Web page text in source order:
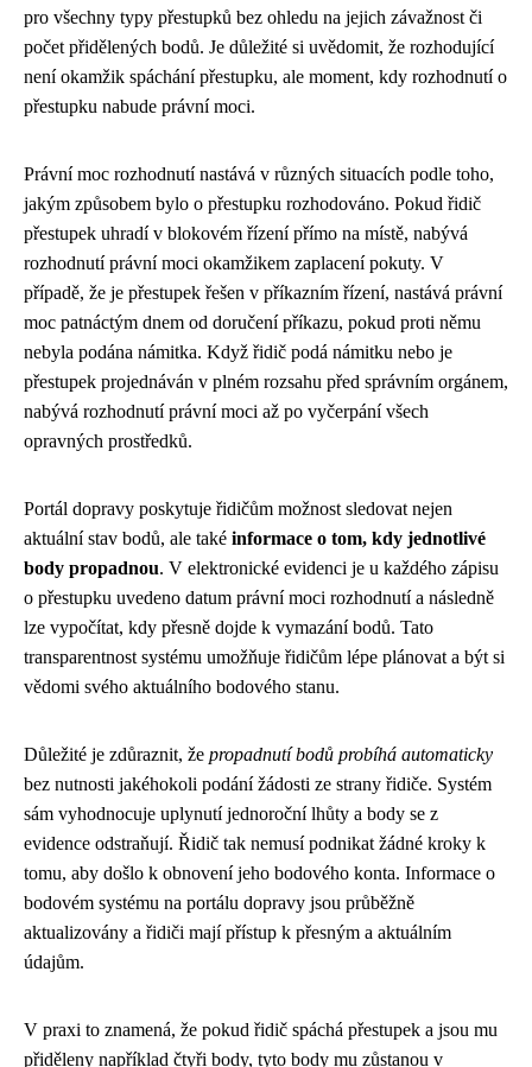
pro všechny typy přestupků bez ohledu na jejich závažnost či
počet přidělených bodů. Je důležité si uvědomit, že rozhodující
není okamžik spáchání přestupku, ale moment, kdy rozhodnutí o
přestupku nabude právní moci.
Právní moc rozhodnutí nastává v různých situacích podle toho,
jakým způsobem bylo o přestupku rozhodováno. Pokud řidič
přestupek uhradí v blokovém řízení přímo na místě, nabývá
rozhodnutí právní moci okamžikem zaplacení pokuty. V
případě, že je přestupek řešen v příkazním řízení, nastává právní
moc patnáctým dnem od doručení příkazu, pokud proti němu
nebyla podána námitka. Když řidič podá námitku nebo je
přestupek projednáván v plném rozsahu před správním orgánem,
nabývá rozhodnutí právní moci až po vyčerpání všech
opravných prostředků.
Portál dopravy poskytuje řidičům možnost sledovat nejen
aktuální stav bodů, ale také informace o tom, kdy jednotlivé
body propadnou. V elektronické evidenci je u každého zápisu
o přestupku uvedeno datum právní moci rozhodnutí a následně
lze vypočítat, kdy přesně dojde k vymazání bodů. Tato
transparentnost systému umožňuje řidičům lépe plánovat a být si
vědomi svého aktuálního bodového stanu.
Důležité je zdůraznit, že propadnutí bodů probíhá automaticky
bez nutnosti jakéhokoli podání žádosti ze strany řidiče. Systém
sám vyhodnocuje uplynutí jednoroční lhůty a body se z
evidence odstraňují. Řidič tak nemusí podnikat žádné kroky k
tomu, aby došlo k obnovení jeho bodového konta. Informace o
bodovém systému na portálu dopravy jsou průběžně
aktualizovány a řidiči mají přístup k přesným a aktuálním
údajům.
V praxi to znamená, že pokud řidič spáchá přestupek a jsou mu
přiděleny například čtyři body, tyto body mu zůstanou v